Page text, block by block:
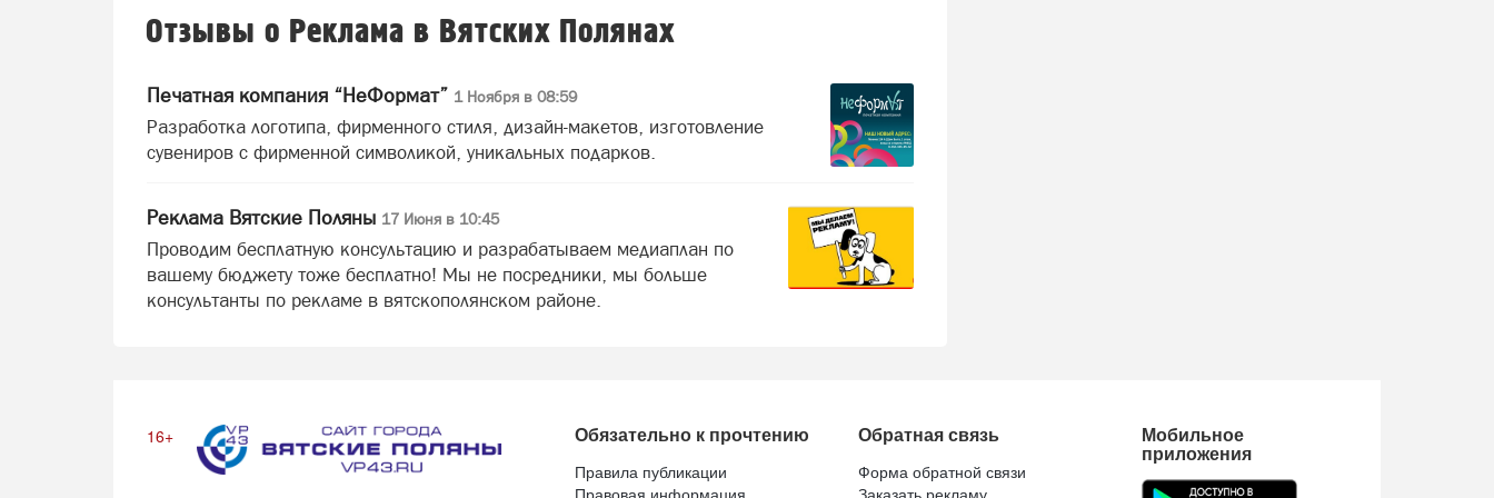
Отзывы о Реклама в Вятских Полянах
Печатная компания “НеФормат” 1 Ноября в 08:59
Разработка логотипа, фирменного стиля, дизайн-макетов, изготовление
сувениров с фирменной символикой, уникальных подарков.
Реклама Вятские Поляны 17 Июня в 10:45
Проводим бесплатную консультацию и разрабатываем медиаплан по
вашему бюджету тоже бесплатно! Мы не посредники, мы больше
консультанты по рекламе в вятскополянском районе.
16+ Обязательно к прочтению
Правила публикации
Обратная связь
Форма обратной связи
Мобильное
приложения